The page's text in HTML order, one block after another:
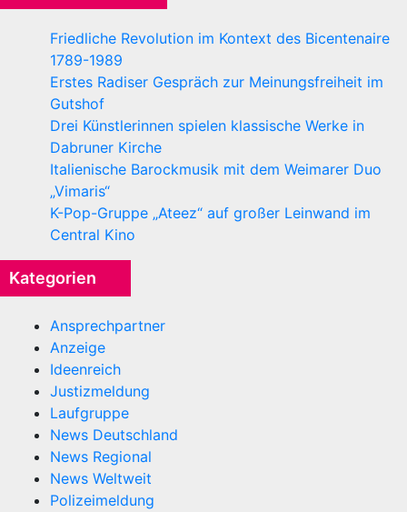
Friedliche Revolution im Kontext des Bicentenaire
1789-1989
Erstes Radiser Gespräch zur Meinungsfreiheit im
Gutshof
Drei Künstlerinnen spielen klassische Werke in
Dabruner Kirche
Italienische Barockmusik mit dem Weimarer Duo
„Vimaris“
K-Pop-Gruppe „Ateez“ auf großer Leinwand im
Central Kino
Kategorien
Ansprechpartner
Anzeige
Ideenreich
Justizmeldung
Laufgruppe
News Deutschland
News Regional
News Weltweit
Polizeimeldung